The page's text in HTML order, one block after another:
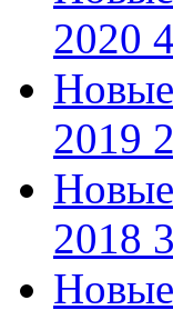
2020
2019
2018